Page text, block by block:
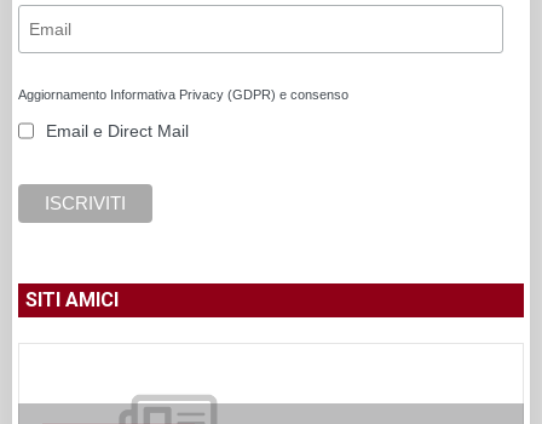
Aggiornamento Informativa Privacy (GDPR) e consenso
Email e Direct Mail
SITI AMICI